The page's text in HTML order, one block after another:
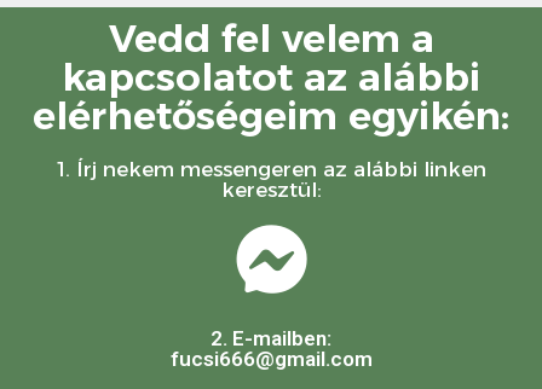
Vedd fel velem a
kapcsolatot az alábbi
elérhetőségeim egyikén:
1. Írj nekem messengeren az alábbi linken
keresztül:
2. E-mailben:
fucsi666@gmail.com